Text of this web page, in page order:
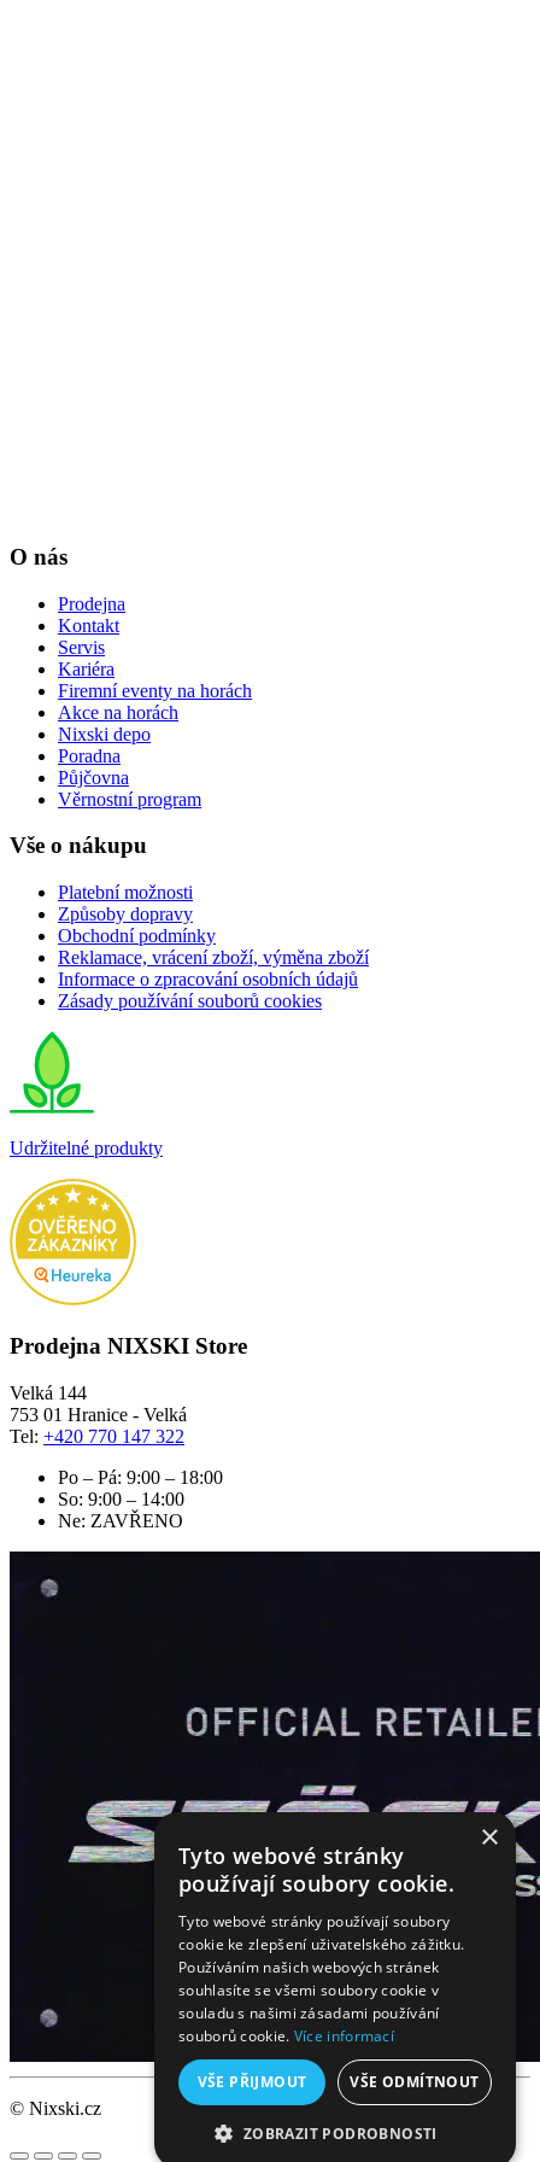
O nás
Prodejna
Kontakt
Servis
Kariéra
Firemní eventy na horách
Akce na horách
Nixski depo
Poradna
Půjčovna
Věrnostní program
Vše o nákupu
Platební možnosti
Způsoby dopravy
Obchodní podmínky
Reklamace, vrácení zboží, výměna zboží
Informace o zpracování osobních údajů
Zásady používání souborů cookies
Udržitelné produkty
Prodejna NIXSKI Store
Velká 144
753 01 Hranice - Velká
Tel: +420 770 147 322
Po – Pá: 9:00 – 18:00
So: 9:00 – 14:00
Ne: ZAVŘENO
© Nixski.cz
×
Tyto webové stránky
používají soubory cookie.
Tyto webové stránky používají soubory
cookie ke zlepšení uživatelského zážitku.
Používáním našich webových stránek
souhlasíte se všemi soubory cookie v
souladu s našimi zásadami používání
souborů cookie. Více informací
VŠE PŘIJMOUT VŠE ODMÍTNOUT
ZOBRAZIT PODROBNOSTI